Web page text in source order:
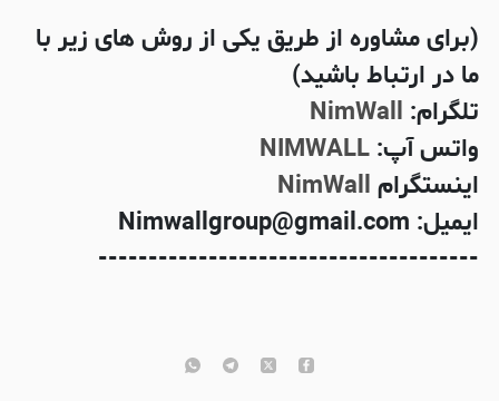
(برای مشاوره از طریق یکی از روش های زیر با
ما در ارتباط باشید)
تلگرام: NimWall
واتس آپ:NIMWALL
اینستگرامNimWall
ایمیل: Nimwallgroup@gmail.com
--------------------------------------